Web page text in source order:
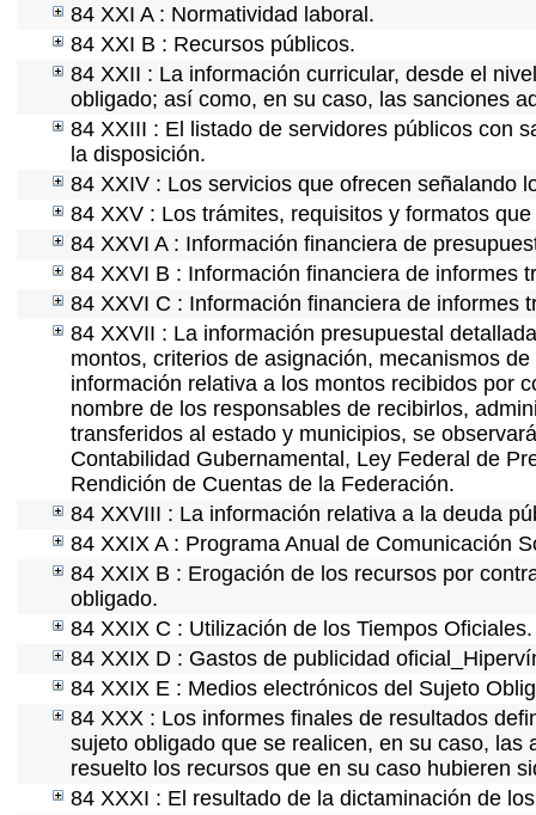
84 XXI A : Normatividad laboral.
84 XXI B : Recursos públicos.
84 XXII : La información curricular, desde el
obligado; así como, en su caso, las sanciones
84 XXIII : El listado de servidores públicos con
la disposición.
84 XXIV : Los servicios que ofrecen señalando
84 XXV : Los trámites, requisitos y formatos
84 XXVI A : Información financiera de
84 XXVI B : Información financiera de informes
84 XXVI C : Información financiera de informes
84 XXVII : La información presupuestal
montos, criterios de asignación, mecanismos
información relativa a los montos recibidos por
nombre de los responsables de recibirlos,
transferidos al estado y municipios, se
Contabilidad Gubernamental, Ley Federal de
Rendición de Cuentas de la Federación.
84 XXVIII : La información relativa a la deuda
84 XXIX A : Programa Anual de Comunicación
84 XXIX B : Erogación de los recursos por
obligado.
84 XXIX C : Utilización de los Tiempos Oficiales.
84 XXIX D : Gastos de publicidad
84 XXIX E : Medios electrónicos del Sujeto
84 XXX : Los informes finales de resultados
sujeto obligado que se realicen, en su caso,
resuelto los recursos que en su caso hubieren
84 XXXI : El resultado de la dictaminación de